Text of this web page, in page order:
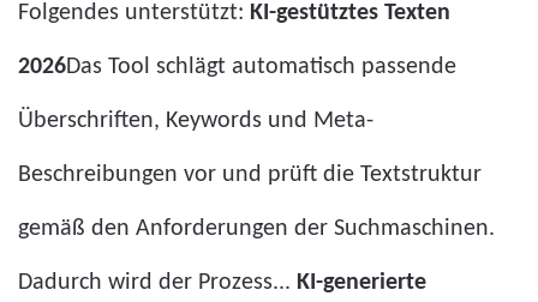
Folgendes unterstützt: KI-gestütztes Texten
2026Das Tool schlägt automatisch passende
Überschriften, Keywords und Meta-
Beschreibungen vor und prüft die Textstruktur
gemäß den Anforderungen der Suchmaschinen.
Dadurch wird der Prozess... KI-generierte